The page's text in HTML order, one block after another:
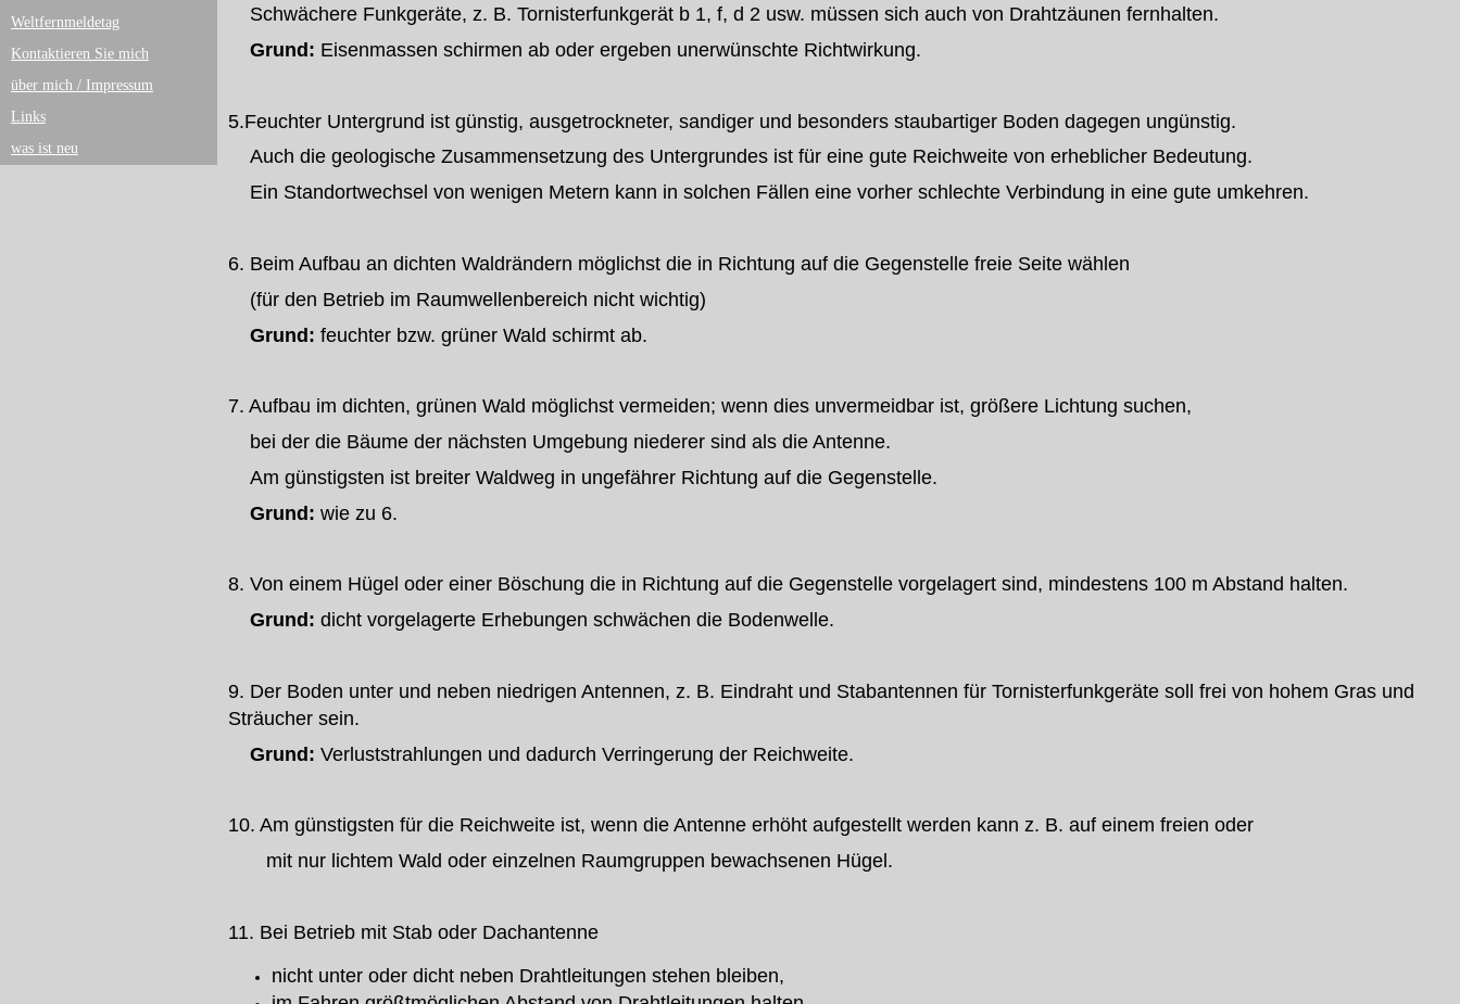
Weltfernmeldetag
Kontaktieren Sie mich
über mich / Impressum
Links
was ist neu
Schwächere Funkgeräte, z. B. Tornisterfunkgerät b 1, f, d 2 usw. müssen sich auch von Drahtzäunen fernhalten.
Grund: Eisenmassen schirmen ab oder ergeben unerwünschte Richtwirkung.
5.Feuchter Untergrund ist günstig, ausgetrockneter, sandiger und besonders staubartiger Boden dagegen ungünstig.
Auch die geologische Zusammensetzung des Untergrundes ist für eine gute Reichweite von erheblicher Bedeutung.
Ein Standortwechsel von wenigen Metern kann in solchen Fällen eine vorher schlechte Verbindung in eine gute umkehren.
6. Beim Aufbau an dichten Waldrändern möglichst die in Richtung auf die Gegenstelle freie Seite wählen
(für den Betrieb im Raumwellenbereich nicht wichtig)
Grund: feuchter bzw. grüner Wald schirmt ab.
7. Aufbau im dichten, grünen Wald möglichst vermeiden; wenn dies unvermeidbar ist, größere Lichtung suchen,
bei der die Bäume der nächsten Umgebung niederer sind als die Antenne.
Am günstigsten ist breiter Waldweg in ungefährer Richtung auf die Gegenstelle.
Grund: wie zu 6.
8. Von einem Hügel oder einer Böschung die in Richtung auf die Gegenstelle vorgelagert sind, mindestens 100 m Abstand halten.
Grund: dicht vorgelagerte Erhebungen schwächen die Bodenwelle.
9. Der Boden unter und neben niedrigen Antennen, z. B. Eindraht und Stabantennen für Tornisterfunkgeräte soll frei von hohem Gras und
Sträucher sein.
Grund: Verluststrahlungen und dadurch Verringerung der Reichweite.
10. Am günstigsten für die Reichweite ist, wenn die Antenne erhöht aufgestellt werden kann z. B. auf einem freien oder
mit nur lichtem Wald oder einzelnen Raumgruppen bewachsenen Hügel.
11. Bei Betrieb mit Stab oder Dachantenne
nicht unter oder dicht neben Drahtleitungen stehen bleiben,